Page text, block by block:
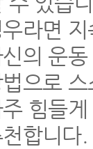
우라면
의 운
법으로
힘들
합니다.